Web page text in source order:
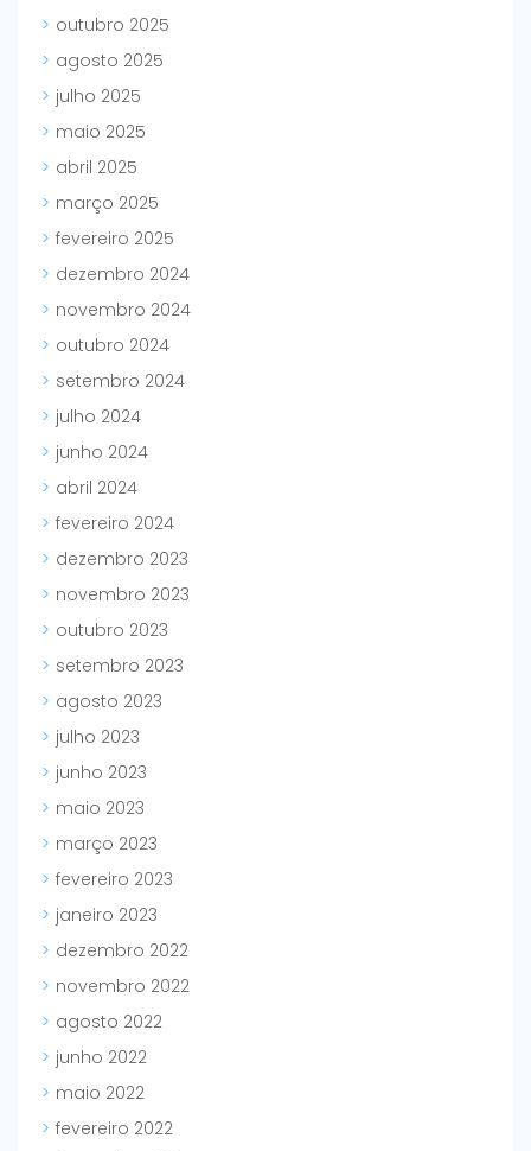
outubro 2025
agosto 2025
julho 2025
maio 2025
abril 2025
março 2025
fevereiro 2025
dezembro 2024
novembro 2024
outubro 2024
setembro 2024
julho 2024
junho 2024
abril 2024
fevereiro 2024
dezembro 2023
novembro 2023
outubro 2023
setembro 2023
agosto 2023
julho 2023
junho 2023
maio 2023
março 2023
fevereiro 2023
janeiro 2023
dezembro 2022
novembro 2022
agosto 2022
junho 2022
maio 2022
fevereiro 2022